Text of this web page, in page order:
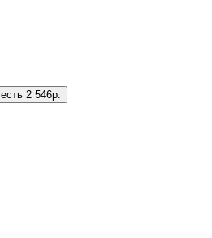
есть 2 546р.